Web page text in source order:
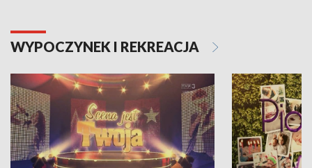
WYPOCZYNEK I REKREACJA